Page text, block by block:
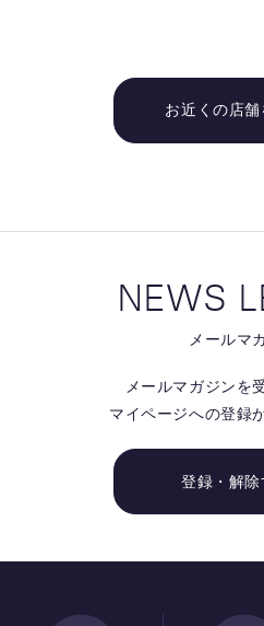
お近くの店舗
NEWS
メールマ
メールマガジンを
マイページへの登録
登録・解除